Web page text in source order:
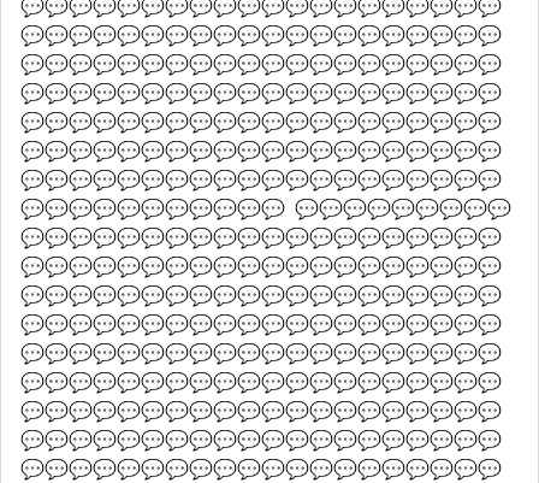
💬💬💬💬💬💬💬💬💬💬💬💬💬💬💬💬💬💬💬💬
💬💬💬💬💬💬💬💬💬💬💬💬💬💬💬💬💬💬💬💬
💬💬💬💬💬💬💬💬💬💬💬💬💬💬💬💬💬💬💬💬
💬💬💬💬💬💬💬💬💬💬💬💬💬💬💬💬💬💬💬💬
💬💬💬💬💬💬💬💬💬💬💬💬💬💬💬💬💬💬💬💬
💬💬💬💬💬💬💬💬💬💬💬💬💬💬💬💬💬💬💬💬
💬💬💬💬💬💬💬💬💬💬💬💬💬💬💬💬💬💬💬💬
💬💬💬💬💬💬💬💬💬💬💬  💬💬💬💬💬💬💬💬💬
💬💬💬💬💬💬💬💬💬💬💬💬💬💬💬💬💬💬💬💬
💬💬💬💬💬💬💬💬💬💬💬💬💬💬💬💬💬💬💬💬
💬💬💬💬💬💬💬💬💬💬💬💬💬💬💬💬💬💬💬💬
💬💬💬💬💬💬💬💬💬💬💬💬💬💬💬💬💬💬💬💬
💬💬💬💬💬💬💬💬💬💬💬💬💬💬💬💬💬💬💬💬
💬💬💬💬💬💬💬💬💬💬💬💬💬💬💬💬💬💬💬💬
💬💬💬💬💬💬💬💬💬💬💬💬💬💬💬💬💬💬💬💬
💬💬💬💬💬💬💬💬💬💬💬💬💬💬💬💬💬💬💬💬
💬💬💬💬💬💬💬💬💬💬💬💬💬💬💬💬💬💬💬💬